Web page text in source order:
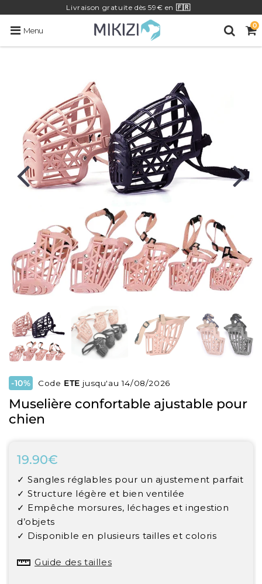
Livraison gratuite dès 59€ en 🇫🇷
Menu
0
-10% Code ETE jusqu'au 14/08/2026
Muselière confortable ajustable pour
chien
19.90€
Unit
price
✓ Sangles réglables pour un ajustement parfait
✓ Structure légère et bien ventilée
✓ Empêche morsures, léchages et ingestion
d’objets
✓ Disponible en plusieurs tailles et coloris
Guide des tailles